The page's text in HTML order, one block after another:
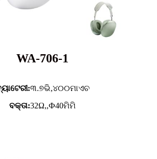
WA-706-1
୩.୭ଭି,୪୦୦ମାଏଚ
ବକ୍ତା:32Ω,,Ф40ମିମି